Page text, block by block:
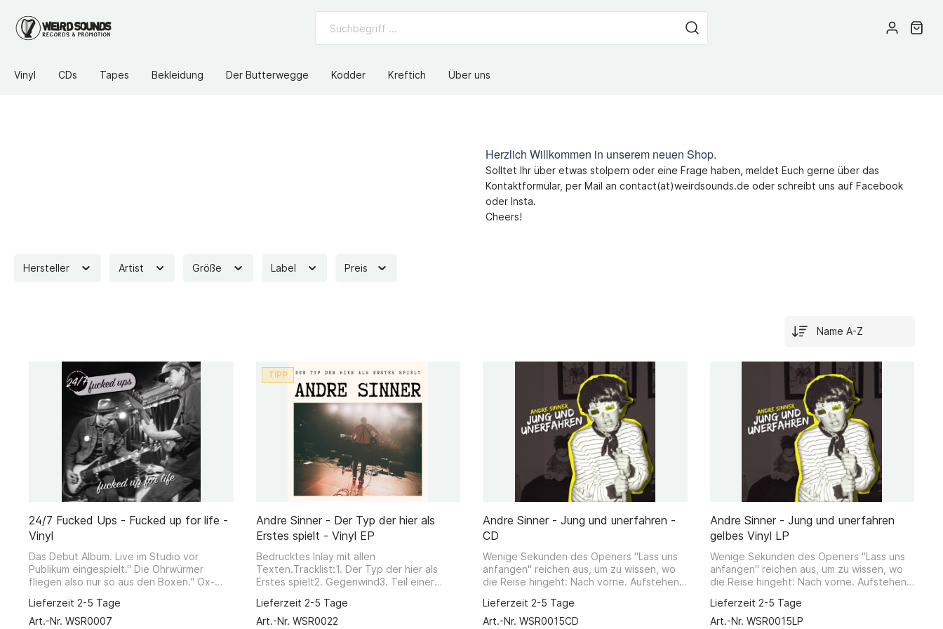
Vinyl CDs Tapes Bekleidung Der Butterwegge Kodder Kreftich Über uns
Herzlich Willkommen in unserem neuen Shop.
Solltet Ihr über etwas stolpern oder eine Frage haben, meldet Euch gerne über das
Kontaktformular, per Mail an contact(at)weirdsounds.de oder schreibt uns auf Facebook
oder Insta.
Cheers!
Hersteller Artist Größe Label Preis
24/7 Fucked Ups - Fucked up for life -
Vinyl
Das Debut Album. Live im Studio vor
Publikum eingespielt." Die Ohrwürmer
fliegen also nur so aus den Boxen." Ox-
2017
Lieferzeit 2-5 Tage
Art.-Nr. WSR0007
TIPP
Andre Sinner - Der Typ der hier als
Erstes spielt - Vinyl EP
Bedrucktes Inlay mit allen
Texten.Tracklist:1. Der Typ der hier als
Erstes spielt2. Gegenwind3. Teil einer
Embarrassing myselfHersteller:Weird
Sounds - A.SindermannFriedrich-Ebertstr.
Lieferzeit 2-5 Tage
Art.-Nr. WSR0022
Andre Sinner - Jung und unerfahren -
CD
Wenige Sekunden des Openers "Lass uns
anfangen" reichen aus, um zu wissen, wo
die Reise hingeht: Nach vorne. Aufstehen
und programmatischer Motor des zweiten
Andre Sinner Albums. Doch Sinner wäre
Lieferzeit 2-5 Tage
Art.-Nr. WSR0015CD
Andre Sinner - Jung und unerfahren
gelbes Vinyl LP
Wenige Sekunden des Openers "Lass uns
anfangen" reichen aus, um zu wissen, wo
die Reise hingeht: Nach vorne. Aufstehen
und programmatischer Motor des zweiten
Andre Sinner Albums. Doch Sinner wäre
Lieferzeit 2-5 Tage
Art.-Nr. WSR0015LP